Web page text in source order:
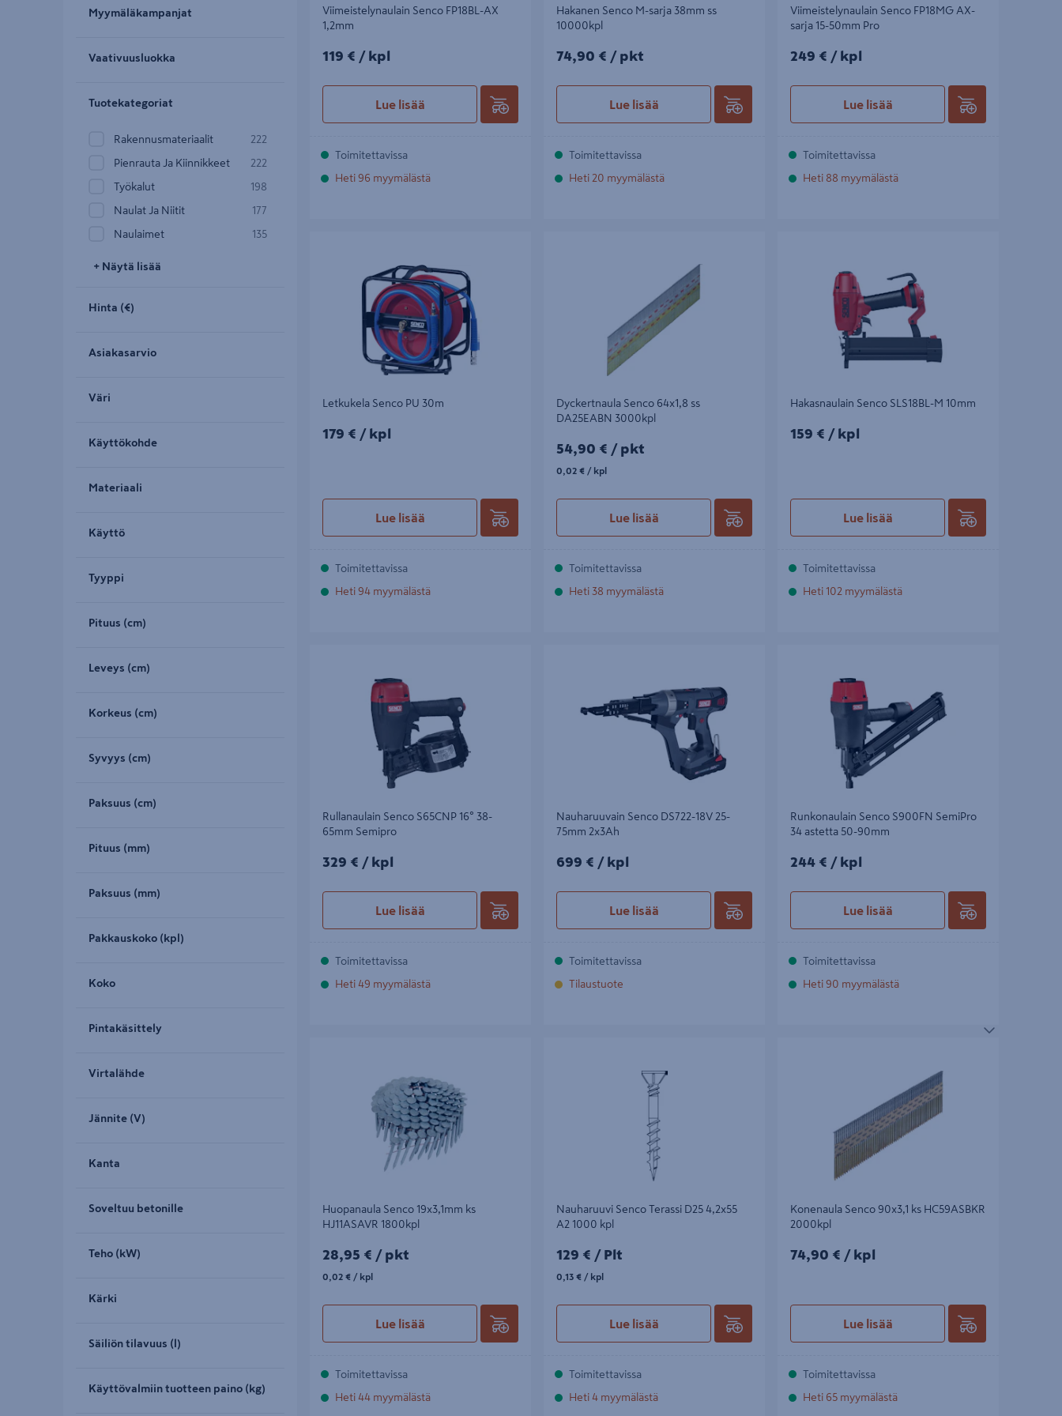
Myymäläkampanjat
Vaativuusluokka
Tuotekategoriat
Rakennusmateriaalit 222
Pienrauta Ja Kiinnikkeet 222
Työkalut 198
Naulat Ja Niitit 177
Naulaimet 135
+ Näytä lisää
Hinta (€)
Asiakasarvio
Väri
Käyttökohde
Materiaali
Käyttö
Tyyppi
Pituus (cm)
Leveys (cm)
Korkeus (cm)
Syvyys (cm)
Paksuus (cm)
Pituus (mm)
Paksuus (mm)
Pakkauskoko (kpl)
Koko
Pintakäsittely
Virtalähde
Jännite (V)
Kanta
Soveltuu betonille
Teho (kW)
Kärki
Säiliön tilavuus (l)
Käyttövalmiin tuotteen paino (kg)
Viimeistelynaulain Senco FP18BL-AX
1,2mm
119€/kpl
119 € / kpl
Lue lisää
Toimitettavissa
Heti 96 myymälästä
Hakanen Senco M-sarja 38mm ss
10000kpl
74,90€/pkt
74,90 € / pkt
Lue lisää
Toimitettavissa
Heti 20 myymälästä
Viimeistelynaulain Senco FP18MG AX-
sarja 15-50mm Pro
249€/kpl
249 € / kpl
Lue lisää
Toimitettavissa
Heti 88 myymälästä
Letkukela Senco PU 30m
179€/kpl
179 € / kpl
Lue lisää
Toimitettavissa
Heti 94 myymälästä
Dyckertnaula Senco 64x1,8 ss
DA25EABN 3000kpl
54,90€/pkt
54,90 € / pkt
0,02€/kpl
0,02 € / kpl
Lue lisää
Toimitettavissa
Heti 38 myymälästä
Hakasnaulain Senco SLS18BL-M 10mm
159€/kpl
159 € / kpl
Lue lisää
Toimitettavissa
Heti 102 myymälästä
Rullanaulain Senco S65CNP 16° 38-
65mm Semipro
329€/kpl
329 € / kpl
Lue lisää
Toimitettavissa
Heti 49 myymälästä
Nauharuuvain Senco DS722-18V 25-
75mm 2x3Ah
699€/kpl
699 € / kpl
Lue lisää
Toimitettavissa
Tilaustuote
Runkonaulain Senco S900FN SemiPro
34 astetta 50-90mm
244€/kpl
244 € / kpl
Lue lisää
Toimitettavissa
Heti 90 myymälästä
Huopanaula Senco 19x3,1mm ks
HJ11ASAVR 1800kpl
28,95€/pkt
28,95 € / pkt
0,02€/kpl
0,02 € / kpl
Lue lisää
Toimitettavissa
Heti 44 myymälästä
Nauharuuvi Senco Terassi D25 4,2x55
A2 1000 kpl
129€/Plt
129 € / Plt
0,13€/kpl
0,13 € / kpl
Lue lisää
Toimitettavissa
Heti 4 myymälästä
Konenaula Senco 90x3,1 ks HC59ASBKR
2000kpl
74,90€/kpl
74,90 € / kpl
Lue lisää
Toimitettavissa
Heti 65 myymälästä